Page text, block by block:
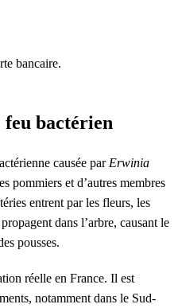
bancaire.
feu bactérien
causée par Erwinia
pommiers et d’autres membres
entrent par les fleurs, les
dans l’arbre, causant le
pousses.
réelle en France. Il est
notamment dans le Sud-